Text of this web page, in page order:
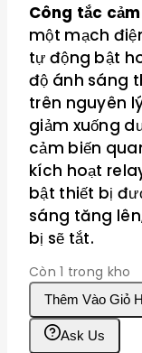
Công tắc
một mạch
tự động bật
độ ánh sáng
trên nguyên
giảm xuống
cảm biến
kích hoạt
bật thiết bị
sáng tăng
bị sẽ tắt.
Còn 1 trong kho
Công
tắc
cảm
biến
Thêm Vào Giỏ
Ask Us